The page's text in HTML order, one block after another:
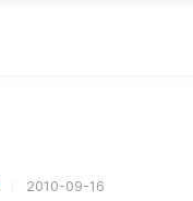
2010-09-16